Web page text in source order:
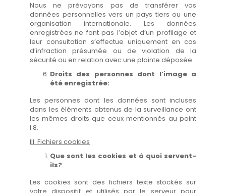
Nous ne prévoyons pas de transférer vos
données personnelles vers un pays tiers ou une
organisation internationale. Les données
enregistrées ne font pas l’objet d’un profilage et
leur consultation s’effectue uniquement en cas
d’infraction présumée ou de violation de la
sécurité ou en relation avec une plainte déposée.
Droits des personnes dont l’image a
été enregistrée:
Les personnes dont les données sont incluses
dans les éléments obtenus de la surveillance ont
les mêmes droits que ceux mentionnés au point
I.8.
III. Fichiers cookies
Que sont les cookies et à quoi servent-
ils?
Les cookies sont des fichiers texte stockés sur